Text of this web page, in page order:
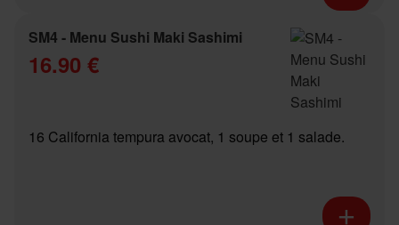
SM4 - Menu Sushi Maki Sashimi
16.90 €
16 California tempura avocat, 1 soupe et 1 salade.